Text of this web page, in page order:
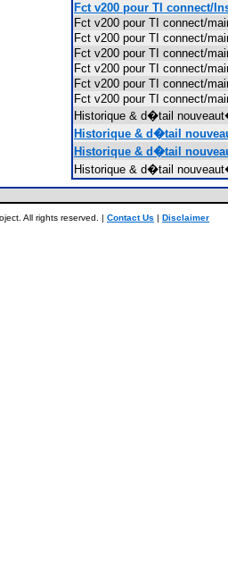
Fct v200 pour TI connect/
Fct v200 pour TI connect/
Fct v200 pour TI connect/
Fct v200 pour TI connect/
Fct v200 pour TI connect/
Fct v200 pour TI connect/
Fct v200 pour TI connect/
Historique & d�tail
Historique & d�tail
Historique & d�tail
Historique & d�tail
All rights reserved. | Contact Us | Disclaimer